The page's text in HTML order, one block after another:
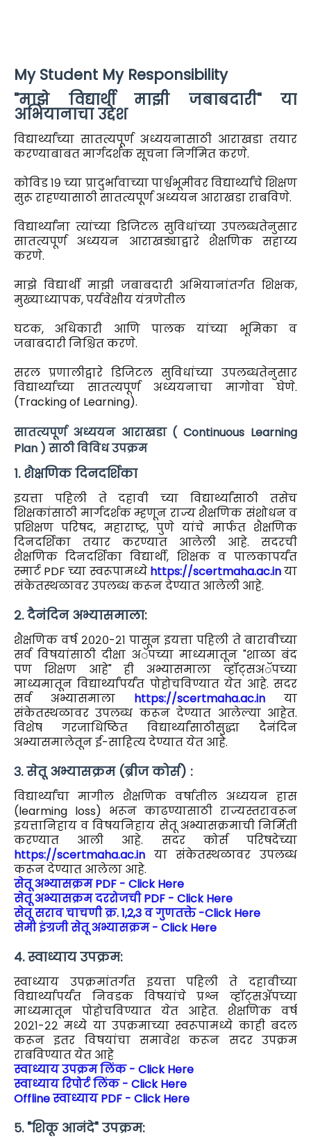
My Student My Responsibility
"माझे विद्यार्थी माझी जबाबदारी" या
अभियानाचा उद्देश
विद्यार्थ्यांच्या सातत्यपूर्ण अध्ययनासाठी आराखडा तयार
करण्याबाबत मार्गदर्शक सूचना निर्गमित करणे.
कोविड १९ च्या प्रादुर्भावाच्या पार्श्वभूमीवर विद्यार्थ्यांचे शिक्षण
सुरू राहण्यासाठी सातत्यपूर्ण अध्ययन आराखडा राबविणे.
विद्यार्थ्यांना त्यांच्या डिजिटल सुविधांच्या उपलब्धतेनुसार
सातत्यपूर्ण अध्ययन आराखड्याद्वारे शैक्षणिक सहाय्य
करणे.
माझे विद्यार्थी माझी जबाबदारी अभियानांतर्गत शिक्षक,
मुख्याध्यापक, पर्यवेक्षीय यंत्रणेतील
घटक, अधिकारी आणि पालक यांच्या भूमिका व
जबाबदारी निश्चित करणे.
सरल प्रणालीद्वारे डिजिटल सुविधांच्या उपलब्धतेनुसार
विद्यार्थ्याच्या सातत्यपूर्ण अध्ययनाचा मागोवा घेणे.
(Tracking of Learning).
सातत्यपूर्ण अध्ययन आराखडा ( Continuous Learning
Plan ) साठी विविध उपक्रम
१. शैक्षणिक दिनदर्शिका
इयत्ता पहिली ते दहावी च्या विद्यार्थ्यांसाठी तसेच
शिक्षकांसाठी मार्गदर्शक म्हणून राज्य शैक्षणिक संशोधन व
प्रशिक्षण परिषद, महाराष्ट्र, पुणे यांचे मार्फत शैक्षणिक
दिनदर्शिका तयार करण्यात आलेली आहे. सदरची
शैक्षणिक दिनदर्शिका विद्यार्थी, शिक्षक व पालकापर्यंत
स्मार्ट PDF च्या स्वरूपामध्ये https://scertmaha.ac.inया
संकेतस्थळावर उपलब्ध करून देण्यात आलेली आहे.
२. दैनंदिन अभ्यासमाला:
शैक्षणिक वर्ष २०२०-२१ पासून इयत्ता पहिली ते बारावीच्या
सर्व विषयांसाठी दीक्षा अॅपच्या माध्यमातून "शाळा बंद
पण शिक्षण आहे" ही अभ्यासमाला व्हॉट्सअॅपच्या
माध्यमातून विद्यार्थ्यांपर्यंत पोहोचविण्यात येत आहे. सदर
सर्व अभ्यासमाला https://scertmaha.ac.in या
संकेतस्थळावर उपलब्ध करून देण्यात आलेल्या आहेत.
विशेष गरजाधिष्ठित विद्यार्थ्यांसाठीसुद्धा दैनंदिन
अभ्यासमालेतून ई-साहित्य देण्यात येत आहे.
३. सेतू अभ्यासक्रम (ब्रीज कोर्स) :
विद्यार्थ्यांचा मागील शैक्षणिक वर्षातील अध्ययन हास
(learming loss) भरून काढण्यासाठी राज्यस्तरावरून
इयत्तानिहाय व विषयनिहाय सेतू अभ्यासक्रमाची निर्मिती
करण्यात आली आहे. सदर कोर्स परिषदेच्या
https://scertmaha.ac.in या संकेतस्थळावर उपलब्ध
करून देण्यात आलेला आहे.
सेतू अभ्यासक्रम PDF - Click Here
सेतू अभ्यासक्रम दररोजची PDF - Click Here
सेतू सराव चाचणी क्र. 1,2,3 व गुणतक्ते -Click Here
सेमी इंग्रजी सेतू अभ्यासक्रम - Click Here
४. स्वाध्याय उपक्रम:
स्वाध्याय उपक्रमांतर्गत इयत्ता पहिली ते दहावीच्या
विद्यार्थ्यापर्यंत निवडक विषयांचे प्रश्न व्हॉट्सॲपच्या
माध्यमातून पोहोचविण्यात येत आहेत. शैक्षणिक वर्ष
२०२१-२२ मध्ये या उपक्रमाच्या स्वरूपामध्ये काही बदल
करून इतर विषयांचा समावेश करून सदर उपक्रम
राबविण्यात येत आहे
स्वाध्याय उपक्रम लिंक - Click Here
स्वाध्याय रिपोर्ट लिंक - Click Here
Offline स्वाध्याय PDF - Click Here
५. "शिकू आनंदे" उपक्रम: